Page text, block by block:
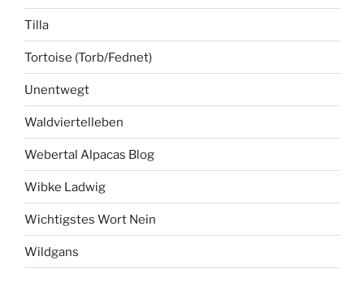
Tilla
Tortoise (Torb/Fednet)
Unentwegt
Waldviertelleben
Webertal Alpacas Blog
Wibke Ladwig
Wichtigstes Wort Nein
Wildgans